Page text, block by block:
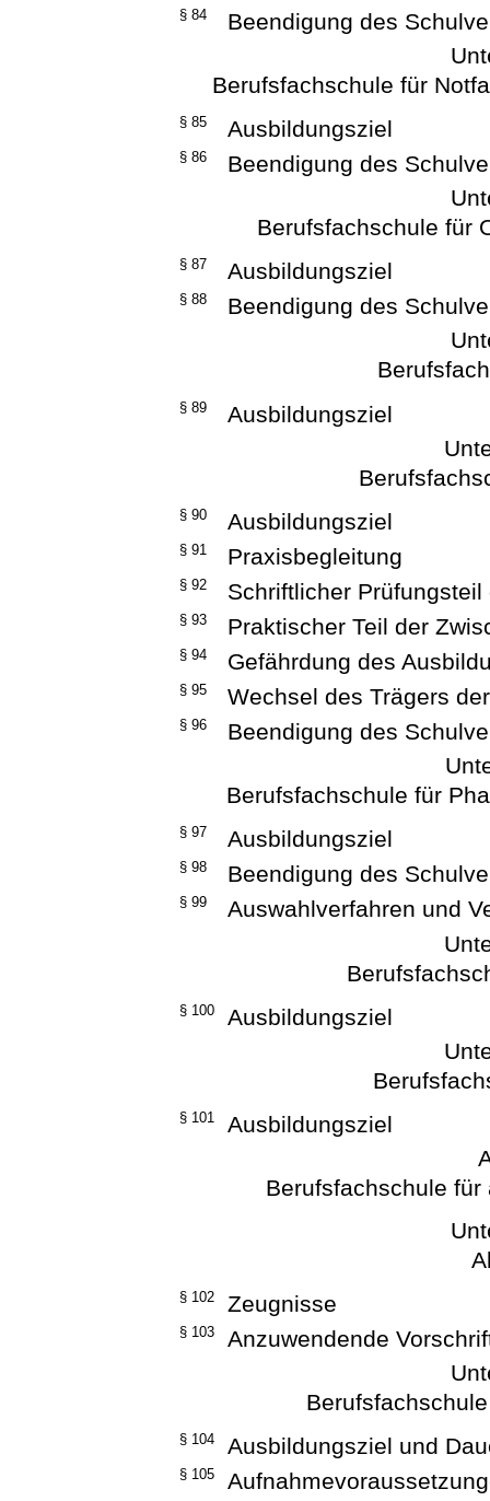
§ 84
Beendigung des
Berufsfachschule für
§ 85 Ausbildungsziel
§ 86
Beendigung des
Berufsfachschule für
§ 87 Ausbildungsziel
§ 88
Beendigung des
§ 89
Ausbildungsziel
§ 90 Ausbildungsziel
§ 91 Praxisbegleitung
§ 92 Schriftlicher
§ 93 Praktischer Teil der
§ 94 Gefährdung des
§ 95 Wechsel des Trägers
§ 96
Beendigung des
Berufsfachschule für
§ 97 Ausbildungsziel
§ 98 Beendigung des
§ 99
Auswahlverfahren und
§ 100
Ausbildungsziel
§ 101
Ausbildungsziel
Berufsfachschule
§ 102 Zeugnisse
§ 103
Anzuwendende
§ 104 Ausbildungsziel und
§ 105